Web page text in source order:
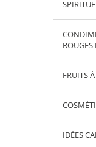
ROUGES
FRUITS
IDÉES